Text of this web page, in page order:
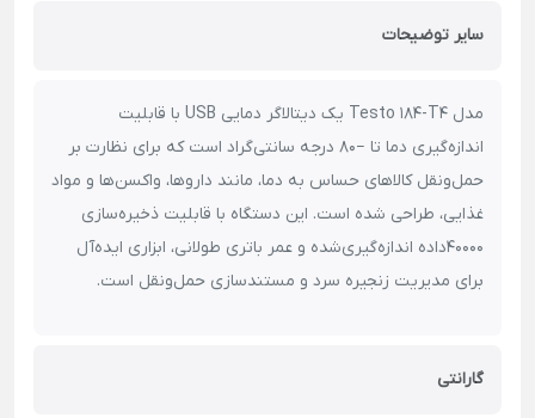
سایر توضیحات
مدل Testo 184-T4 یک دیتالاگر دمایی USB با قابلیت
اندازه‌گیری دما تا −80 درجه سانتی‌گراد است که برای نظارت بر
حمل‌ونقل کالاهای حساس به دما، مانند داروها، واکسن‌ها و مواد
غذایی، طراحی شده است. این دستگاه با قابلیت ذخیره‌سازی
40000داده اندازه‌گیری‌شده و عمر باتری طولانی، ابزاری ایده‌آل
برای مدیریت زنجیره سرد و مستندسازی حمل‌ونقل است.
گارانتی